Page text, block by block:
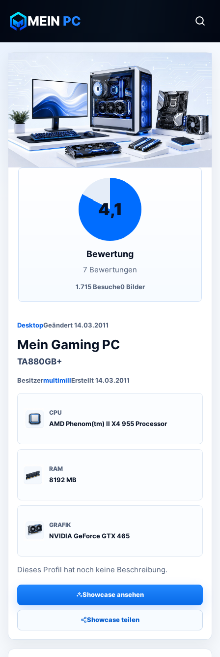
MEIN PC
DesktopGeändert 14.03.2011
Mein Gaming PC
TA880GB+
BesitzermultimillErstellt 14.03.2011
CPU
AMD Phenom(tm) II X4 955 Processor
RAM
8192 MB
GRAFIK
NVIDIA GeForce GTX 465
Dieses Profil hat noch keine Beschreibung.
Showcase ansehen
Showcase teilen
4,1
Bewertung
7 Bewertungen
1.715 Besuche0 Bilder